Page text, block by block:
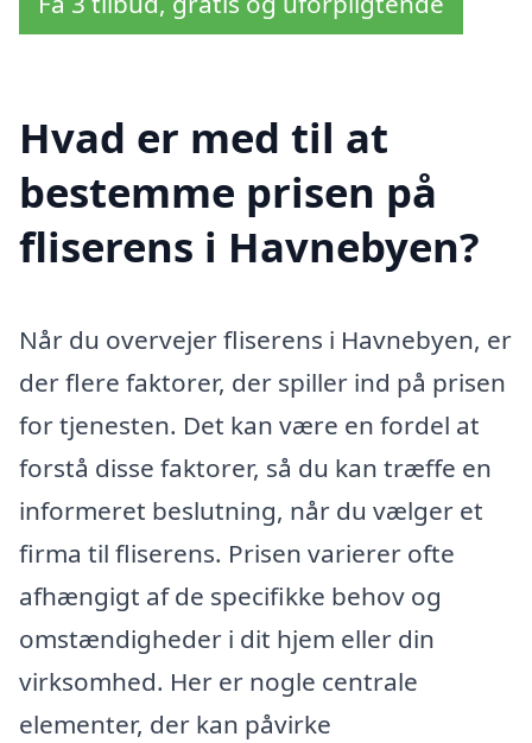
Hvad er med til at
bestemme prisen på
fliserens i Havnebyen?
Når du overvejer fliserens i Havnebyen, er
der flere faktorer, der spiller ind på prisen
for tjenesten. Det kan være en fordel at
forstå disse faktorer, så du kan træffe en
informeret beslutning, når du vælger et
firma til fliserens. Prisen varierer ofte
afhængigt af de specifikke behov og
omstændigheder i dit hjem eller din
virksomhed. Her er nogle centrale
elementer, der kan påvirke